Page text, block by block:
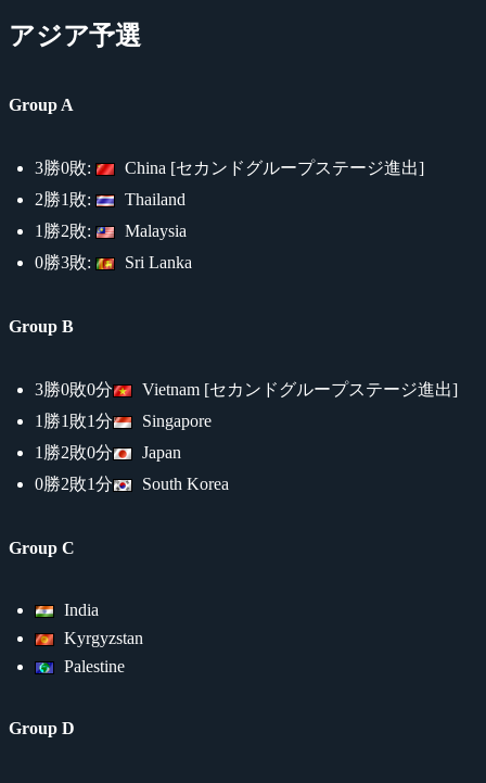
アジア予選
Group A
3勝0敗:
China [セカンドグループステージ進出]
2勝1敗:
Thailand
1勝2敗:
Malaysia
0勝3敗:
Sri Lanka
Group B
3勝0敗0分
Vietnam [セカンドグループステージ進出]
1勝1敗1分
Singapore
1勝2敗0分
Japan
0勝2敗1分
South Korea
Group C
India
Kyrgyzstan
Palestine
Group D